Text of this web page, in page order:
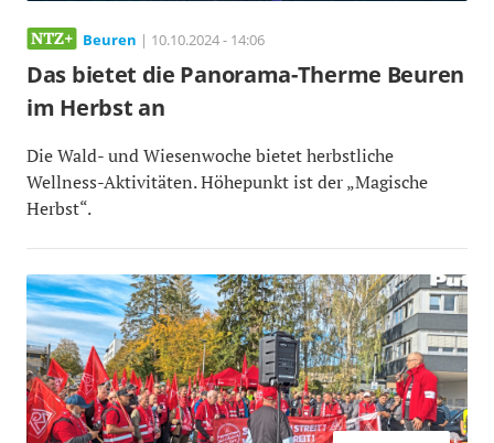
Beuren | 10.10.2024 - 14:06
Das bietet die Panorama-Therme Beuren
im Herbst an
Die Wald- und Wiesenwoche bietet herbstliche
Wellness-Aktivitäten. Höhepunkt ist der „Magische
Herbst“.